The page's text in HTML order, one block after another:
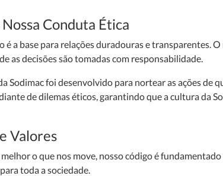
Conduta Ética
a base para relações duradouras e transparentes.
as decisões são tomadas com responsabilidade.
Sodimac foi desenvolvido para nortear as ações de
de dilemas éticos, garantindo que a cultura da
Valores
o que nos move, nosso código é
toda a sociedade.